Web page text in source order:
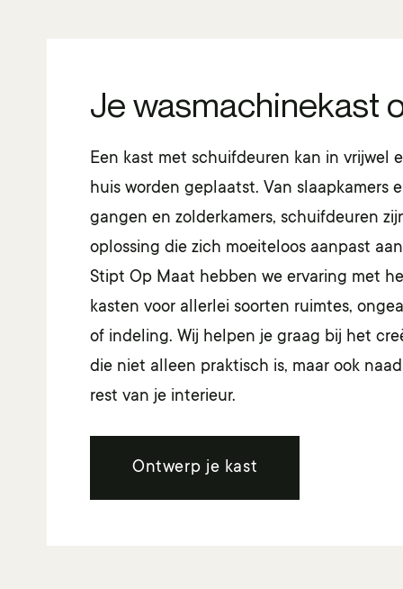
Je wasmachinekast
Een kast met schuifdeuren kan in vrijwel
huis worden geplaatst. Van slaapkamers
gangen en zolderkamers, schuifdeuren
oplossing die zich moeiteloos aanpast
Stipt Op Maat hebben we ervaring met
kasten voor allerlei soorten ruimtes,
of indeling. Wij helpen je graag bij het
die niet alleen praktisch is, maar ook
rest van je interieur.
Ontwerp je kast